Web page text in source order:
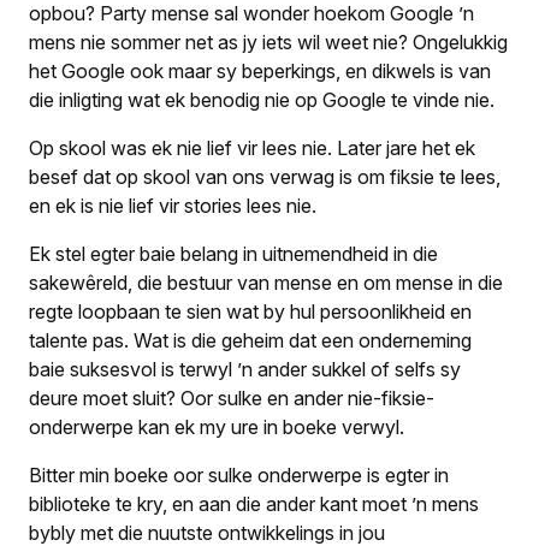
opbou? Party mense sal wonder hoekom Google ’n
mens nie sommer net as jy iets wil weet nie? Ongelukkig
het Google ook maar sy beperkings, en dikwels is van
die inligting wat ek benodig nie op Google te vinde nie.
Op skool was ek nie lief vir lees nie. Later jare het ek
besef dat op skool van ons verwag is om fiksie te lees,
en ek is nie lief vir stories lees nie.
Ek stel egter baie belang in uitnemendheid in die
sakewêreld, die bestuur van mense en om mense in die
regte loopbaan te sien wat by hul persoonlikheid en
talente pas. Wat is die geheim dat een onderneming
baie suksesvol is terwyl ’n ander sukkel of selfs sy
deure moet sluit? Oor sulke en ander nie-fiksie-
onderwerpe kan ek my ure in boeke verwyl.
Bitter min boeke oor sulke onderwerpe is egter in
biblioteke te kry, en aan die ander kant moet ’n mens
bybly met die nuutste ontwikkelings in jou